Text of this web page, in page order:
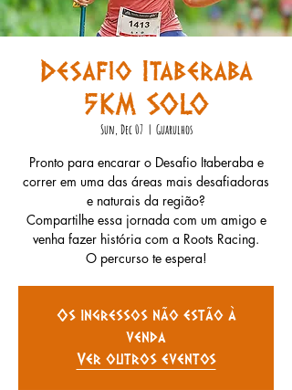
Desafio Itaberaba
5KM SOLO
Sun, Dec 07
  |
Guarulhos
Pronto para encarar o Desafio Itaberaba e
correr em uma das áreas mais desafiadoras
e naturais da região?
Compartilhe essa jornada com um amigo e
venha fazer história com a Roots Racing.
O percurso te espera!
Os ingressos não estão à
venda
Ver outros eventos